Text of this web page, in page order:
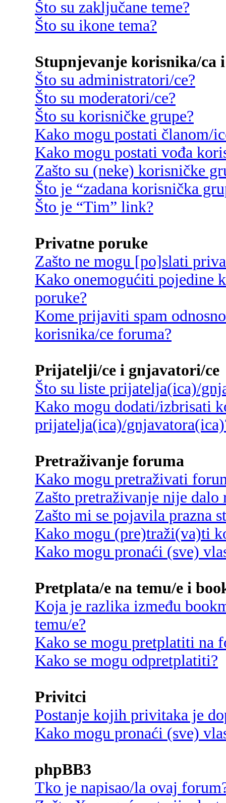
Što su zaključane teme?
Što su ikone tema?
Stupnjevanje korisnika/ca
Što su administratori/ce?
Što su moderatori/ce?
Što su korisničke grupe?
Kako mogu postati članom/
Kako mogu postati vođa
Zašto su (neke) korisničke
Što je “zadana korisnička
Što je “Tim” link?
Privatne poruke
Zašto ne mogu [po]slati
Kako onemogućiti pojedine
poruke?
Kome prijaviti spam
korisnika/ce foruma?
Prijatelji/ce i gnjavatori/ce
Što su liste prijatelja(ica)/
Kako mogu dodati/izbrisati
prijatelja(ica)/
Pretraživanje foruma
Kako mogu pretraživati
Zašto pretraživanje nije dalo
Zašto mi se pojavila prazna
Kako mogu (pre)traži(va)ti
Kako mogu pronaći (sve)
Pretplata/e na temu/e i
Koja je razlika između
temu/e?
Kako se mogu pretplatiti na
Kako se mogu odpretplatiti?
Privitci
Postanje kojih privitaka je
Kako mogu pronaći (sve)
phpBB3
Tko je napisao/la ovaj